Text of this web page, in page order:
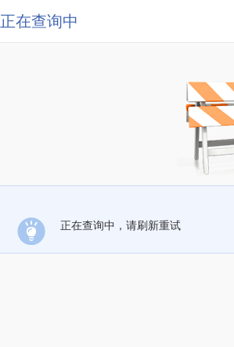
正在查询中
正在查询中，请刷新重试